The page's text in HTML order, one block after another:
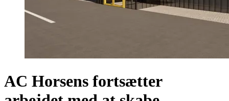
AC Horsens fortsætter